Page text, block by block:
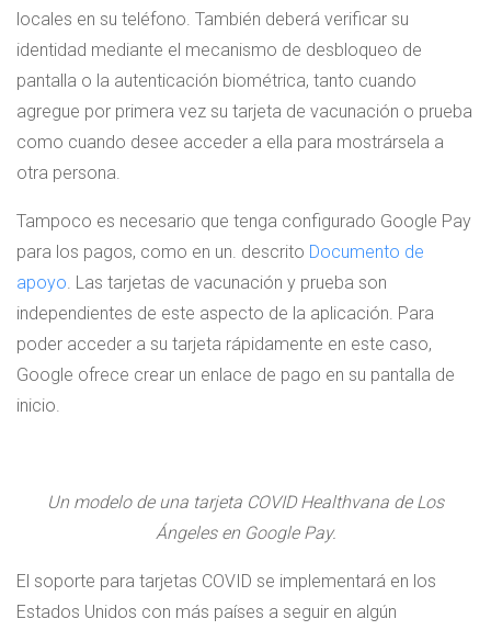
locales en su teléfono. También deberá verificar su
identidad mediante el mecanismo de desbloqueo de
pantalla o la autenticación biométrica, tanto cuando
agregue por primera vez su tarjeta de vacunación o prueba
como cuando desee acceder a ella para mostrársela a
otra persona.
Tampoco es necesario que tenga configurado Google Pay
para los pagos, como en un. descrito Documento de
apoyo. Las tarjetas de vacunación y prueba son
independientes de este aspecto de la aplicación. Para
poder acceder a su tarjeta rápidamente en este caso,
Google ofrece crear un enlace de pago en su pantalla de
inicio.
Un modelo de una tarjeta COVID Healthvana de Los
Ángeles en Google Pay.
El soporte para tarjetas COVID se implementará en los
Estados Unidos con más países a seguir en algún